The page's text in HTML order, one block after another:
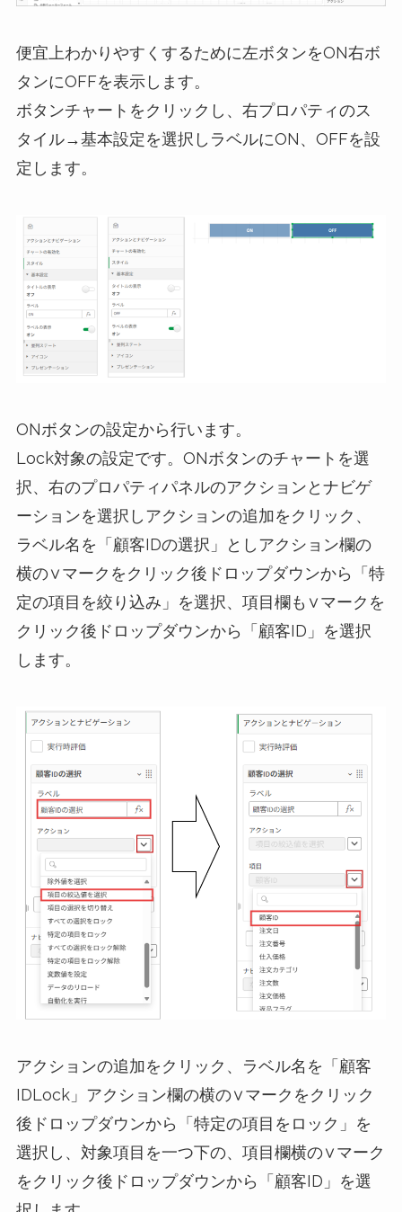
便宜上わかりやすくするために左ボタンをON右ボ
タンにOFFを表示します。
ボタンチャートをクリックし、右プロパティのス
タイル→基本設定を選択しラベルにON、OFFを設
定します。
ONボタンの設定から行います。
Lock対象の設定です。ONボタンのチャートを選
択、右のプロパティパネルのアクションとナビゲ
ーションを選択しアクションの追加をクリック、
ラベル名を「顧客IDの選択」としアクション欄の
横の∨マークをクリック後ドロップダウンから「特
定の項目を絞り込み」を選択、項目欄も∨マークを
クリック後ドロップダウンから「顧客ID」を選択
します。
アクションの追加をクリック、ラベル名を「顧客
IDLock」アクション欄の横の∨マークをクリック
後ドロップダウンから「特定の項目をロック」を
選択し、対象項目を一つ下の、項目欄横の∨マーク
をクリック後ドロップダウンから「顧客ID」を選